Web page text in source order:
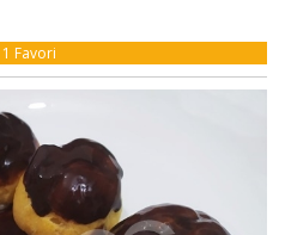
1 Favori